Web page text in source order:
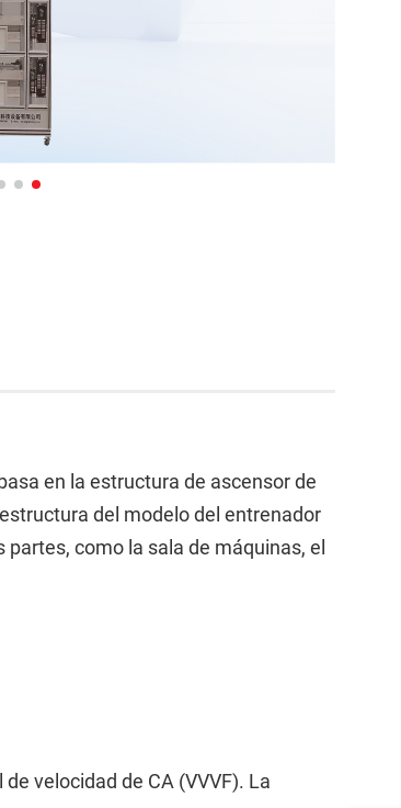
en la estructura de ascensor de
del modelo del entrenador
como la sala de máquinas, el
velocidad de CA (VVVF). La